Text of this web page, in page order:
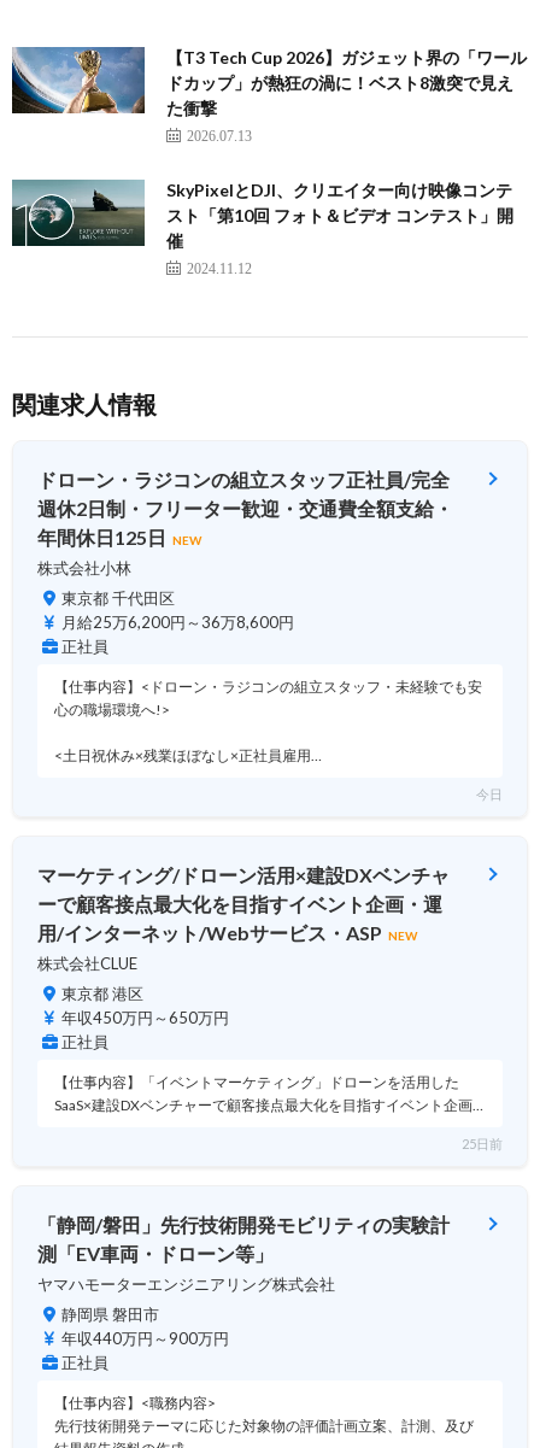
【T3 Tech Cup 2026】ガジェット界の「ワール
ドカップ」が熱狂の渦に！ベスト8激突で見え
た衝撃
2026.07.13
SkyPixelとDJI、クリエイター向け映像コンテ
スト「第10回 フォト＆ビデオ コンテスト」開
催
2024.11.12
関連求人情報
ドローン・ラジコンの組立スタッフ正社員/完全
週休2日制・フリーター歓迎・交通費全額支給・
年間休日125日 NEW
株式会社小林
東京都 千代田区
月給25万6,200円～36万8,600円
正社員
【仕事内容】<ドローン・ラジコンの組立スタッフ・未経験でも安
心の職場環境へ!>
<土日祝休み×残業ほぼなし×正社員雇用…
今日
マーケティング/ドローン活用×建設DXベンチャ
ーで顧客接点最大化を目指すイベント企画・運
用/インターネット/Webサービス・ASP NEW
株式会社CLUE
東京都 港区
年収450万円～650万円
正社員
【仕事内容】「イベントマーケティング」ドローンを活用した
SaaS×建設DXベンチャーで顧客接点最大化を目指すイベント企画…
25日前
「静岡/磐田」先行技術開発モビリティの実験計
測「EV車両・ドローン等」
ヤマハモーターエンジニアリング株式会社
静岡県 磐田市
年収440万円～900万円
正社員
【仕事内容】<職務内容>
先行技術開発テーマに応じた対象物の評価計画立案、計測、及び